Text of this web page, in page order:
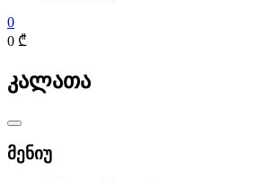
0
0 ₾
კალათა
Catalog
Menu
მენიუ